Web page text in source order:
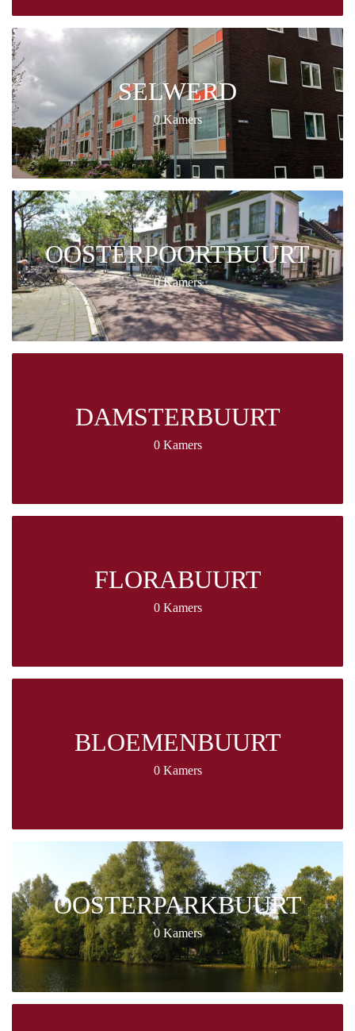
SELWERD
0 Kamers
OOSTERPOORTBUURT
0 Kamers
DAMSTERBUURT
0 Kamers
FLORABUURT
0 Kamers
BLOEMENBUURT
0 Kamers
OOSTERPARKBUURT
0 Kamers